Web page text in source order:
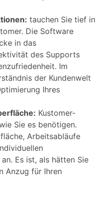
tauchen Sie tief in
Die Software
in das
des Supports
Im
der Kundenwelt
Ihres
Kustomer-
Sie es benötigen.
Arbeitsabläufe
Es ist, als hätten Sie
Anzug für Ihren